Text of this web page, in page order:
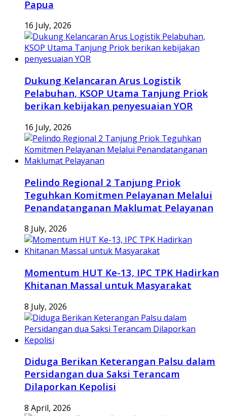
Papua
16 July, 2026
Dukung Kelancaran Arus Logistik
Pelabuhan, KSOP Utama Tanjung Priok
berikan kebijakan penyesuaian YOR
16 July, 2026
Pelindo Regional 2 Tanjung Priok
Teguhkan Komitmen Pelayanan Melalui
Penandatanganan Maklumat Pelayanan
8 July, 2026
Momentum HUT Ke-13, IPC TPK Hadirkan
Khitanan Massal untuk Masyarakat
8 July, 2026
Diduga Berikan Keterangan Palsu dalam
Persidangan dua Saksi Terancam
Dilaporkan Kepolisi
8 April, 2026